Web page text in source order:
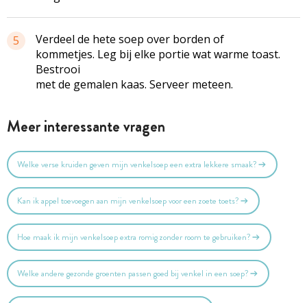
5
Verdeel de hete soep over borden of
kommetjes. Leg bij elke portie wat warme toast.
Bestrooi
met de gemalen kaas. Serveer meteen.
Meer interessante vragen
Welke verse kruiden geven mijn venkelsoep een extra lekkere smaak?
Kan ik appel toevoegen aan mijn venkelsoep voor een zoete toets?
Hoe maak ik mijn venkelsoep extra romig zonder room te gebruiken?
Welke andere gezonde groenten passen goed bij venkel in een soep?